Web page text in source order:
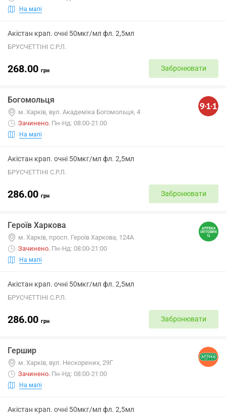
На мапі
Акістан крап. очні 50мкг/мл фл. 2,5мл
БРУСЧЕТТІНІ С.Р.Л.
268.00 грн Забронювати
Богомольця
м. Харків, вул. Академіка Богомольця, 4
Зачинено. Пн-Нд: 08:00-21:00
На мапі
Акістан крап. очні 50мкг/мл фл. 2,5мл
БРУСЧЕТТІНІ С.Р.Л.
286.00 грн Забронювати
Героїв Харкова
м. Харків, просп. Героїв Харкова, 124А
Зачинено. Пн-Нд: 08:00-21:00
На мапі
Акістан крап. очні 50мкг/мл фл. 2,5мл
БРУСЧЕТТІНІ С.Р.Л.
286.00 грн Забронювати
Гершир
м. Харків, вул. Нескорених, 29Г
Зачинено. Пн-Нд: 08:00-21:00
На мапі
Акістан крап. очні 50мкг/мл фл. 2,5мл